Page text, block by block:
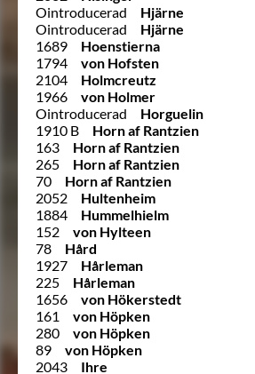
Ointroducerad
Hjärne
Ointroducerad
Hjärne
1689
Hoenstierna
1794
von Hofsten
2104
Holmcreutz
1966
von Holmer
Ointroducerad
Horguelin
1910 B
Horn af Rantzien
163
Horn af Rantzien
265
Horn af Rantzien
70
Horn af Rantzien
2052
Hultenheim
1884
Hummelhielm
152
von Hylteen
78
Hård
1927
Hårleman
225
Hårleman
1656
von Hökerstedt
161
von Höpken
280
von Höpken
89
von Höpken
2043
Ihre